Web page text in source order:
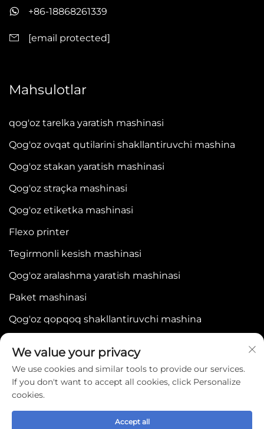
+86-18868261339
[email protected]
Mahsulotlar
qog'oz tarelka yaratish mashinasi
Qog'oz ovqat qutilarini shakllantiruvchi mashina
Qog'oz stakan yaratish mashinasi
Qog'oz straçka mashinasi
Qog'oz etiketka mashinasi
Flexo printer
Tegirmonli kesish mashinasi
Qog'oz aralashma yaratish mashinasi
Paket mashinasi
Qog'oz qopqoq shakllantiruvchi mashina
MACHINERY CO.,LTD -
Maxfiylik siyosati
We value your privacy
We use cookies and similar tools to provide our services.
If you don't want to accept all cookies, click Personalize
cookies.
Accept all